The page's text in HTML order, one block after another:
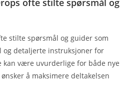
ofte stilte spørsmål og
stilte spørsmål og guider som
og detaljerte instruksjoner for
kan være uvurderlige for både nye
å maksimere deltakelsen